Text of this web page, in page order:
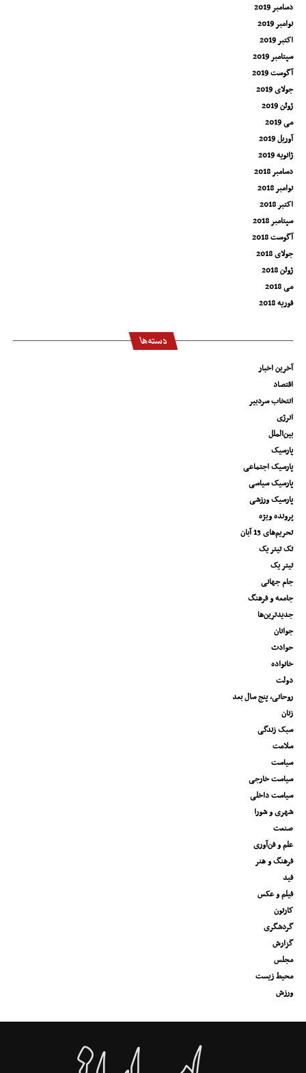
دسامبر 2019
نوامبر 2019
اکتبر 2019
سپتامبر 2019
آگوست 2019
جولای 2019
ژوئن 2019
می 2019
آوریل 2019
ژانویه 2019
دسامبر 2018
نوامبر 2018
اکتبر 2018
سپتامبر 2018
آگوست 2018
جولای 2018
ژوئن 2018
می 2018
فوریه 2018
دسته‌ها
آخرین اخبار
اقتصاد
انتخاب سردبیر
انرژی
بین‌الملل
پارسیک
پارسیک اجتماعی
پارسیک سیاسی
پارسیک ورزشی
پرونده ویژه
تحریم‌های 13 آبان
تک تیتر یک
تیتر یک
جام جهانی
جامعه و فرهنگ
جدیدترین‌ها
جوانان
حوادث
خانواده
دولت
روحانی، پنج سال بعد
زنان
سبک زندگی
سلامت
سیاست
سیاست خارجی
سیاست داخلی
شهری و شورا
صنعت
علم و فن‌آوری
فرهنگ و هنر
فید
فیلم و عکس
کارتون
گردشگری
گزارش
مجلس
محیط زیست
ورزش